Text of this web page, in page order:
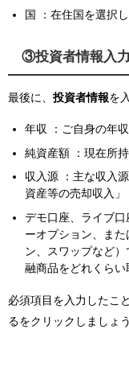
国 ：在住国を選択し
③投資者情報入力
最後に、 投資者情報を
年収 ：ご自身の年
純資産額 ：現在所
収入源 ：主な収入
資産等の売却収入
デモ口座、ライブ
ーオプション、ま
ン、スワップなど
融商品をどれくらい
必須項目を入力したこ
るをクリックしましょう